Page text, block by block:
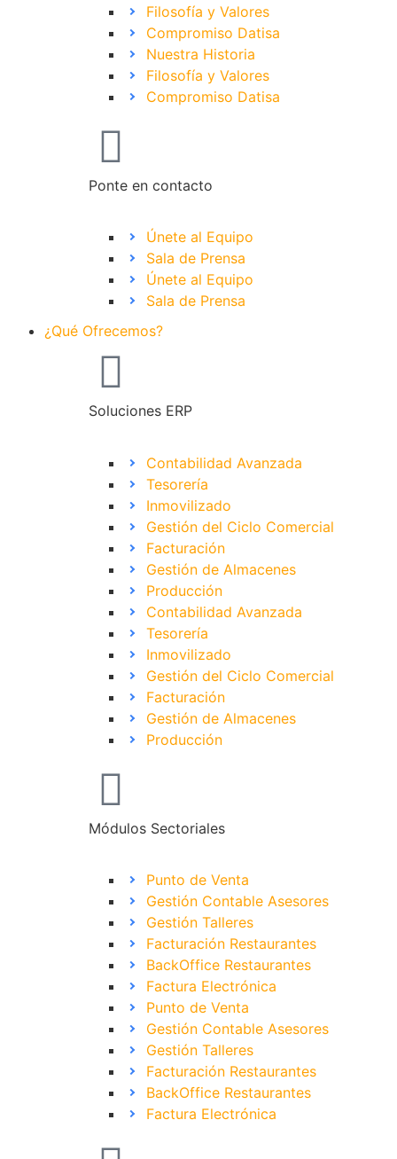
Filosofía y Valores
Compromiso Datisa
Nuestra Historia
Filosofía y Valores
Compromiso Datisa
Ponte en contacto
Únete al Equipo
Sala de Prensa
Únete al Equipo
Sala de Prensa
¿Qué Ofrecemos?
Soluciones ERP
Contabilidad Avanzada
Tesorería
Inmovilizado
Gestión del Ciclo Comercial
Facturación
Gestión de Almacenes
Producción
Contabilidad Avanzada
Tesorería
Inmovilizado
Gestión del Ciclo Comercial
Facturación
Gestión de Almacenes
Producción
Módulos Sectoriales
Punto de Venta
Gestión Contable Asesores
Gestión Talleres
Facturación Restaurantes
BackOffice Restaurantes
Factura Electrónica
Punto de Venta
Gestión Contable Asesores
Gestión Talleres
Facturación Restaurantes
BackOffice Restaurantes
Factura Electrónica